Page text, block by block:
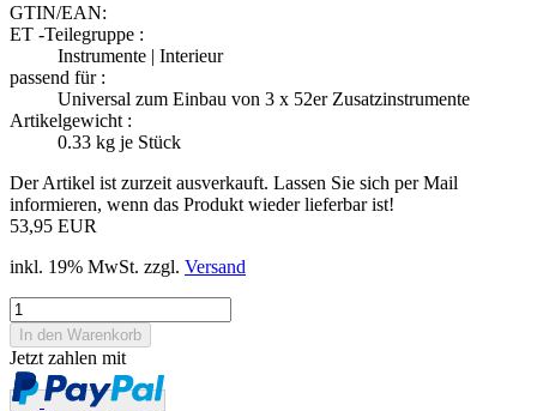
GTIN/EAN:
ET -Teilegruppe :
Instrumente | Interieur
passend für :
Universal zum Einbau von 3 x 52er Zusatzinstrumente
Artikelgewicht :
0.33 kg je Stück
Der Artikel ist zurzeit ausverkauft. Lassen Sie sich per Mail
informieren, wenn das Produkt wieder lieferbar ist!
53,95 EUR
inkl. 19% MwSt. zzgl. Versand
Jetzt zahlen mit